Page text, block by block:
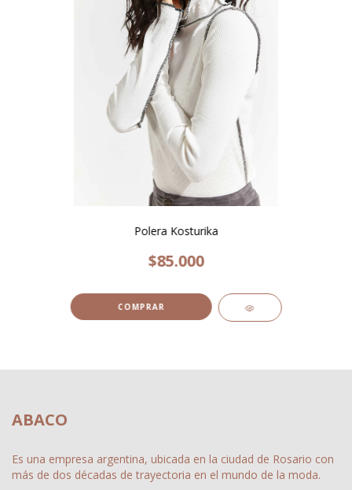
Polera Kosturika
$85.000
COMPRAR
ABACO
Es una empresa argentina, ubicada en la ciudad de Rosario con
más de dos décadas de trayectoria en el mundo de la moda.